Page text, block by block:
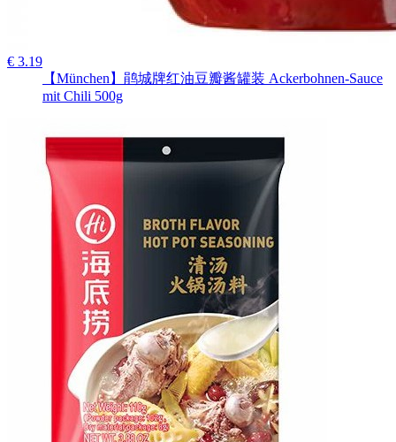
€ 3.19
【München】鹃城牌红油豆瓣酱罐装 Ackerbohnen-Sauce
mit Chili 500g